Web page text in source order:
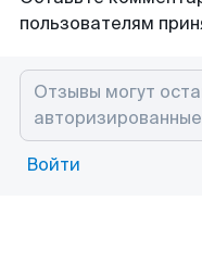
пользователям
Войти